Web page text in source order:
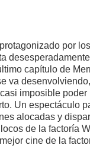
por
desesperadamente
capítulo de
va
imposible poder
Un espectáculo
alocadas y
de la factoría
cine de la